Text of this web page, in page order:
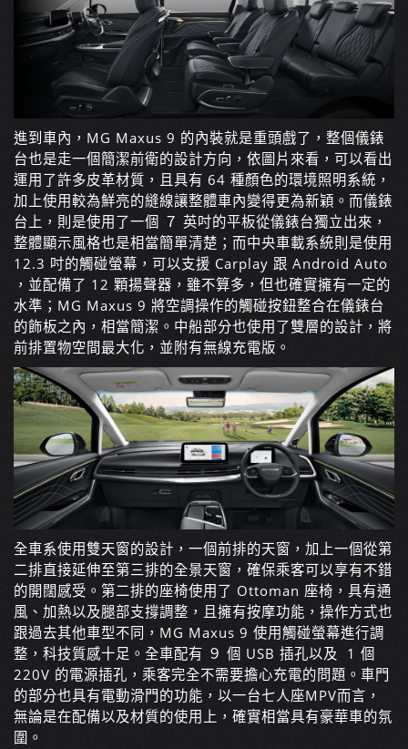
進到車內， MG Maxus 9 的內裝就是重頭戲了，整個儀錶
台也是走一個簡潔前衛的設計方向，依圖片來看，可以看出
運用了許多皮革材質，且具有 64 種顏色的環境照明系統，
加上使用較為鮮亮的縫線讓整體車內變得更為新穎。而儀錶
台上，則是使用了一個 ７ 英吋的平板從儀錶台獨立出來，
整體顯示風格也是相當簡單清楚；而中央車載系統則是使用
12.3 吋的觸碰螢幕，可以支援 Carplay 跟 Android Auto
，並配備了 12 顆揚聲器，雖不算多，但也確實擁有一定的
水準； MG Maxus 9 將空調操作的觸碰按鈕整合在儀錶台
的飾板之內，相當簡潔。中船部分也使用了雙層的設計，將
前排置物空間最大化，並附有無線充電版。
全車系使用雙天窗的設計，一個前排的天窗，加上一個從第
二排直接延伸至第三排的全景天窗，確保乘客可以享有不錯
的開闊感受。第二排的座椅使用了 Ottoman 座椅，具有通
風、加熱以及腿部支撐調整，且擁有按摩功能，操作方式也
跟過去其他車型不同，MG Maxus 9 使用觸碰螢幕進行調
整，科技質感十足。全車配有 ９ 個 USB 插孔以及 1 個
220V 的電源插孔，乘客完全不需要擔心充電的問題。車門
的部分也具有電動滑門的功能，以一台七人座MPV而言，
無論是在配備以及材質的使用上，確實相當具有豪華車的氛
圍。